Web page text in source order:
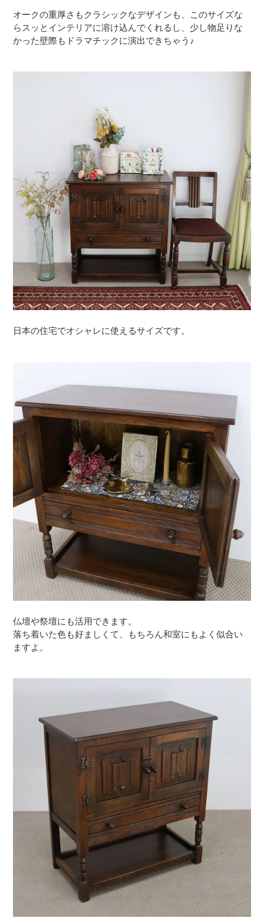
オークの重厚さもクラシックなデザインも、このサイズな
らスッとインテリアに溶け込んでくれるし、少し物足りな
かった壁際もドラマチックに演出できちゃう♪
日本の住宅でオシャレに使えるサイズです。
仏壇や祭壇にも活用できます。
落ち着いた色も好ましくて、もちろん和室にもよく似合い
ますよ。